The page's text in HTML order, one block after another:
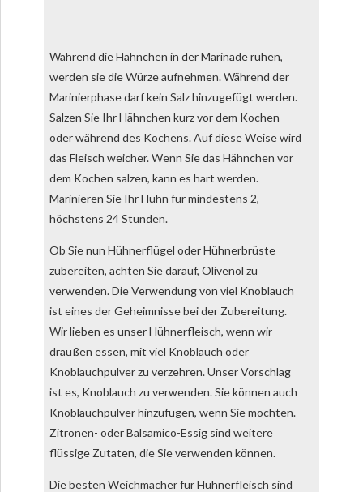
Während die Hähnchen in der Marinade ruhen,
werden sie die Würze aufnehmen. Während der
Marinierphase darf kein Salz hinzugefügt werden.
Salzen Sie Ihr Hähnchen kurz vor dem Kochen
oder während des Kochens. Auf diese Weise wird
das Fleisch weicher. Wenn Sie das Hähnchen vor
dem Kochen salzen, kann es hart werden.
Marinieren Sie Ihr Huhn für mindestens 2,
höchstens 24 Stunden.
Ob Sie nun Hühnerflügel oder Hühnerbrüste
zubereiten, achten Sie darauf, Olivenöl zu
verwenden. Die Verwendung von viel Knoblauch
ist eines der Geheimnisse bei der Zubereitung.
Wir lieben es unser Hühnerfleisch, wenn wir
draußen essen, mit viel Knoblauch oder
Knoblauchpulver zu verzehren. Unser Vorschlag
ist es, Knoblauch zu verwenden. Sie können auch
Knoblauchpulver hinzufügen, wenn Sie möchten.
Zitronen- oder Balsamico-Essig sind weitere
flüssige Zutaten, die Sie verwenden können.
Die besten Weichmacher für Hühnerfleisch sind